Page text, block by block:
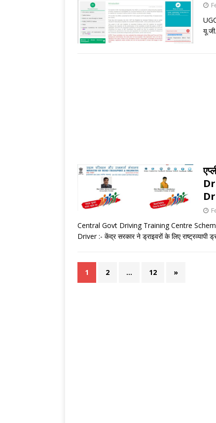
Central Govt Driving Training Centre
Driver :- केंद्र सरकार ने ड्राइवरों के लिए राष्ट्रव्यापी
1 2 … 12 »